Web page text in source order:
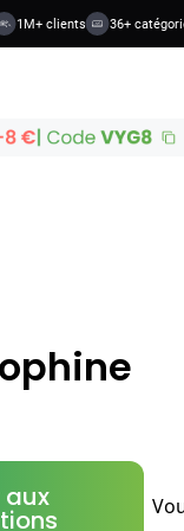
clients 36+ catégories
aux